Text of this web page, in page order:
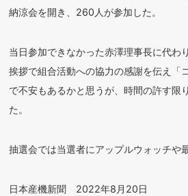
納涼会を開き、260人が参加した。
当日参加できなかった赤澤理事長に代わ
挨拶で組合活動への協力の感謝を伝え「
で不安もあるかと思うが、時間の許す限
た。
抽選会では当選者にアップルウォッチや
日本産機新聞 2022年8月20日